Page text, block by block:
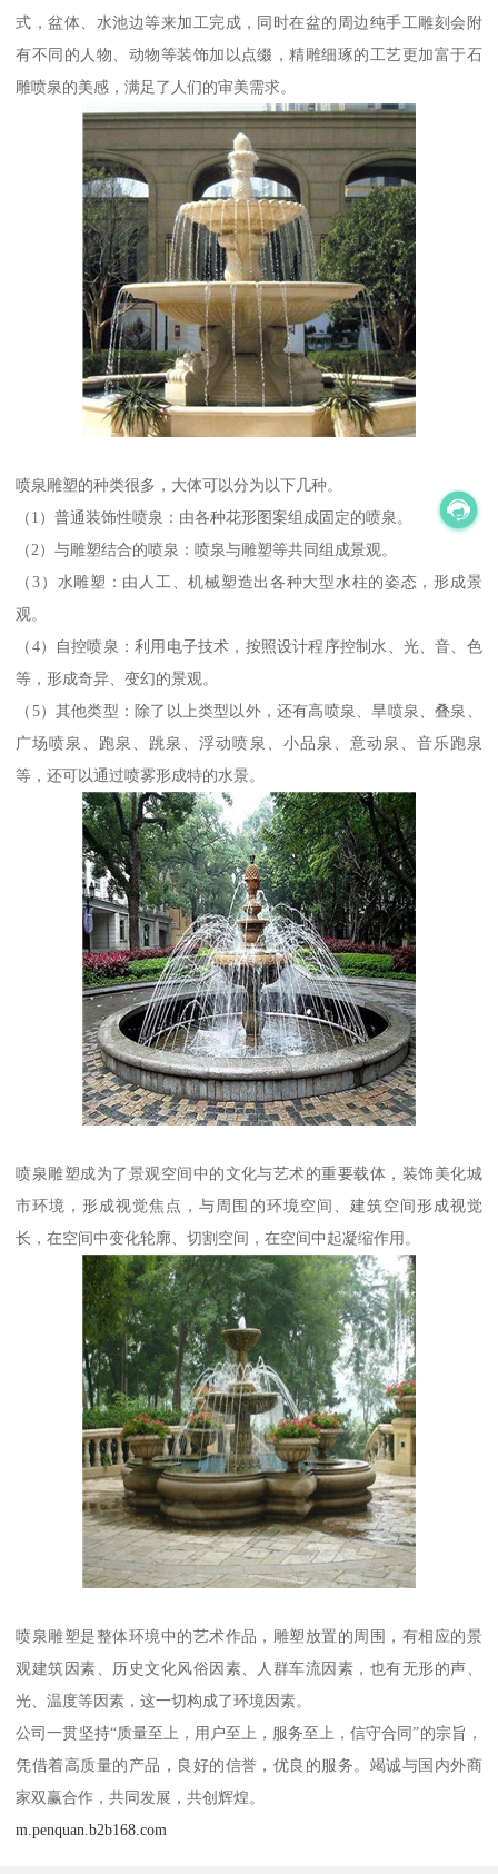
式，盆体、水池边等来加工完成，同时在盆的周边纯手工雕刻会附
有不同的人物、动物等装饰加以点缀，精雕细琢的工艺更加富于石
雕喷泉的美感，满足了人们的审美需求。
喷泉雕塑的种类很多，大体可以分为以下几种。
（1）普通装饰性喷泉：由各种花形图案组成固定的喷泉。
（2）与雕塑结合的喷泉：喷泉与雕塑等共同组成景观。
（3）水雕塑：由人工、机械塑造出各种大型水柱的姿态，形成景
观。
（4）自控喷泉：利用电子技术，按照设计程序控制水、光、音、色
等，形成奇异、变幻的景观。
（5）其他类型：除了以上类型以外，还有高喷泉、旱喷泉、叠泉、
广场喷泉、跑泉、跳泉、浮动喷泉、小品泉、意动泉、音乐跑泉
等，还可以通过喷雾形成特的水景。
喷泉雕塑成为了景观空间中的文化与艺术的重要载体，装饰美化城
市环境，形成视觉焦点，与周围的环境空间、建筑空间形成视觉
长，在空间中变化轮廓、切割空间，在空间中起凝缩作用。
喷泉雕塑是整体环境中的艺术作品，雕塑放置的周围，有相应的景
观建筑因素、历史文化风俗因素、人群车流因素，也有无形的声、
光、温度等因素，这一切构成了环境因素。
公司一贯坚持“质量至上，用户至上，服务至上，信守合同”的宗旨，
凭借着高质量的产品，良好的信誉，优良的服务。竭诚与国内外商
家双赢合作，共同发展，共创辉煌。
m.penquan.b2b168.com